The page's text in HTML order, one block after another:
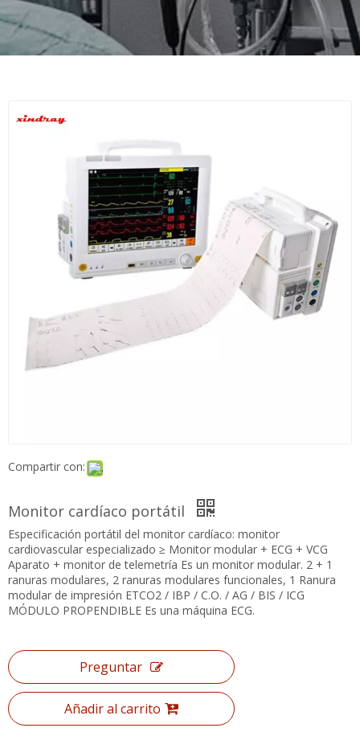
Compartir con:
ranuras modulares, 2 ranuras modulares funcionales, 1 Ranura
modular de impresión ETCO2 / IBP / C.O. / AG / BIS / ICG
MÓDULO PROPENDIBLE Es una máquina ECG.
Preguntar
Añadir al carrito
Xrmd21010108
Marca del producto:XINDRAY
Descripción del producto